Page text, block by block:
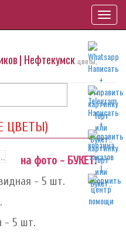
| Нефтекумск цветы,
ЦВЕТЫ)
на фото - БУКЕТ:
- 5 шт.
- 5 шт.